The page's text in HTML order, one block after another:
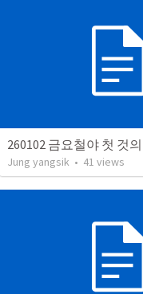
260102 금요철야 첫 것
Jung yangsik • 41 views